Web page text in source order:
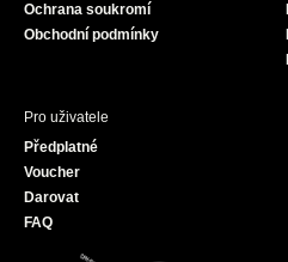
Ochrana soukromí
Obchodní podmínky
Pro uživatele
Předplatné
Voucher
Darovat
FAQ